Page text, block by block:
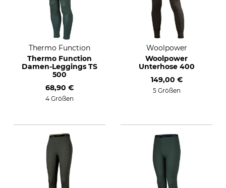
Thermo Function
Thermo Function
Damen-Leggings TS
500
68,90 €
4 Größen
Woolpower
Woolpower
Unterhose 400
149,00 €
5 Größen